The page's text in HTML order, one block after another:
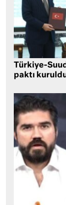
Türkiye-
paktı